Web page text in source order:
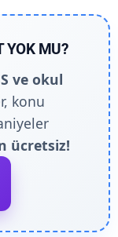
YOK MU?
ve okul
konu
ücretsiz!